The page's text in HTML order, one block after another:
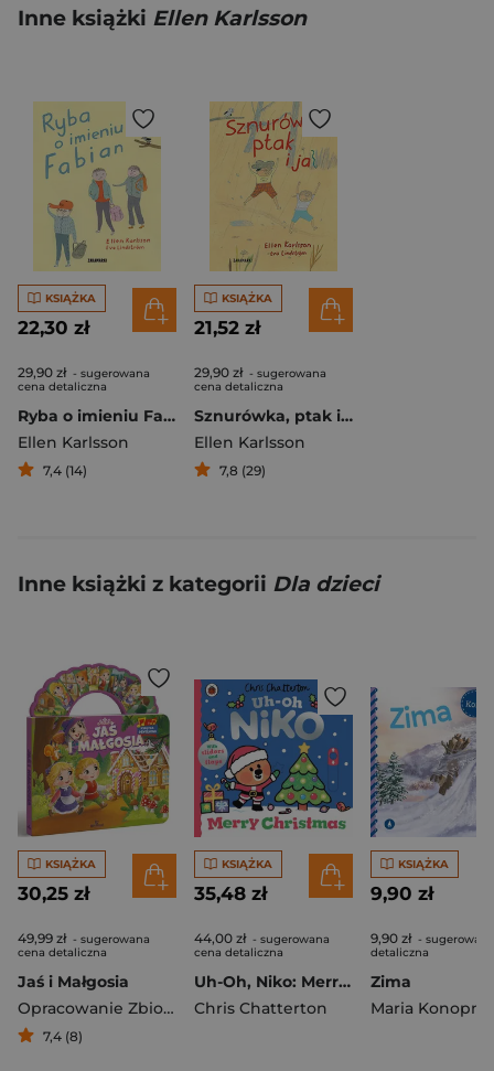
Inne książki Ellen Karlsson
KSIĄŻKA
22,30 zł
29,90 zł - sugerowana
cena detaliczna
Ryba o imieniu Fabian
Ellen Karlsson
7,4 (14)
KSIĄŻKA
21,52 zł
29,90 zł - sugerowana
cena detaliczna
Sznurówka, ptak i ja
Ellen Karlsson
7,8 (29)
Inne książki z kategorii Dla dzieci
KSIĄŻKA
30,25 zł
49,99 zł - sugerowana
cena detaliczna
Jaś i Małgosia
Opracowanie Zbiorowe
7,4 (8)
KSIĄŻKA
35,48 zł
44,00 zł - sugerowana
cena detaliczna
Uh-Oh, Niko: Merry Christmas
Chris Chatterton
KSIĄŻKA
9,90 zł
9,90 zł -
detaliczna
Zima
Maria